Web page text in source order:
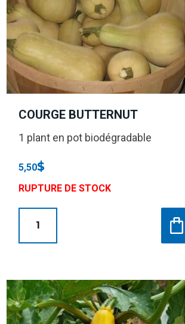
COURGE BUTTERNUT
1 plant en pot biodégradable
5,50$
RUPTURE DE STOCK